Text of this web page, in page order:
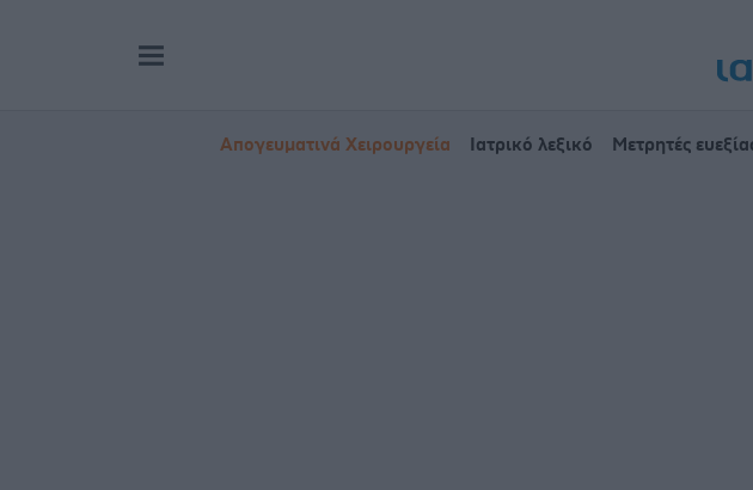
Απογευματινά Χειρουργεία Ιατρικό λεξικό Μετρητές